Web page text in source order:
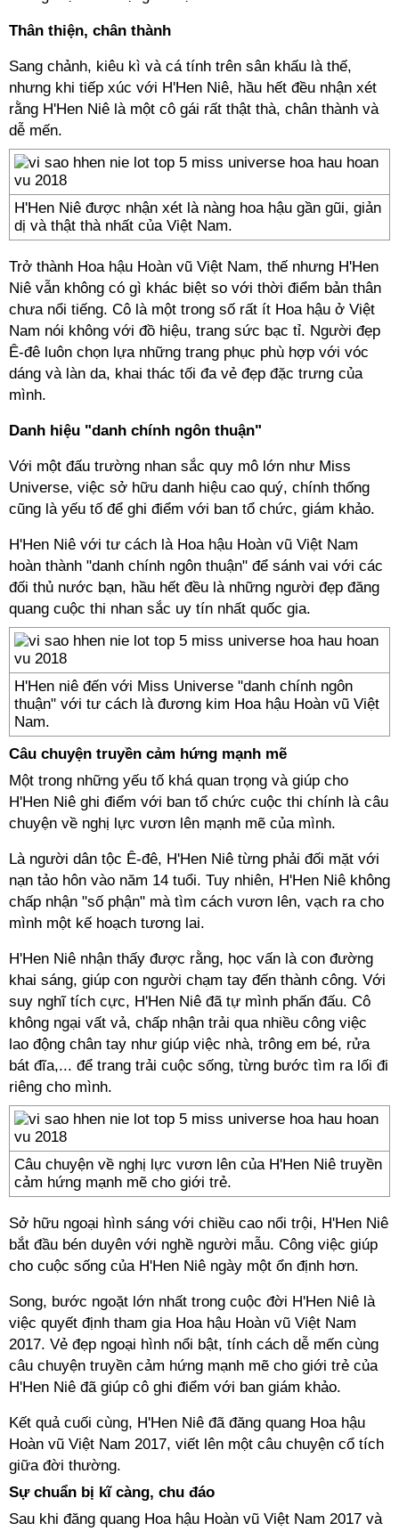
Thân thiện, chân thành
Sang chảnh, kiêu kì và cá tính trên sân khấu là thế,
nhưng khi tiếp xúc với H'Hen Niê, hầu hết đều nhận xét
rằng H'Hen Niê là một cô gái rất thật thà, chân thành và
dễ mến.
H'Hen Niê được nhận xét là nàng hoa hậu gần gũi, giản
dị và thật thà nhất của Việt Nam.
Trở thành Hoa hậu Hoàn vũ Việt Nam, thế nhưng H'Hen
Niê vẫn không có gì khác biệt so với thời điểm bản thân
chưa nổi tiếng. Cô là một trong số rất ít Hoa hậu ở Việt
Nam nói không với đồ hiệu, trang sức bạc tỉ. Người đẹp
Ê-đê luôn chọn lựa những trang phục phù hợp với vóc
dáng và làn da, khai thác tối đa vẻ đẹp đặc trưng của
mình.
Danh hiệu "danh chính ngôn thuận"
Với một đấu trường nhan sắc quy mô lớn như Miss
Universe, việc sở hữu danh hiệu cao quý, chính thống
cũng là yếu tố để ghi điểm với ban tổ chức, giám khảo.
H'Hen Niê với tư cách là Hoa hậu Hoàn vũ Việt Nam
hoàn thành "danh chính ngôn thuận" để sánh vai với các
đối thủ nước bạn, hầu hết đều là những người đẹp đăng
quang cuộc thi nhan sắc uy tín nhất quốc gia.
H'Hen niê đến với Miss Universe "danh chính ngôn
thuận" với tư cách là đương kim Hoa hậu Hoàn vũ Việt
Nam.
Câu chuyện truyền cảm hứng mạnh mẽ
Một trong những yếu tố khá quan trọng và giúp cho
H'Hen Niê ghi điểm với ban tổ chức cuộc thi chính là câu
chuyện về nghị lực vươn lên mạnh mẽ của mình.
Là người dân tộc Ê-đê, H'Hen Niê từng phải đối mặt với
nạn tảo hôn vào năm 14 tuổi. Tuy nhiên, H'Hen Niê không
chấp nhận "số phận" mà tìm cách vươn lên, vạch ra cho
mình một kế hoạch tương lai.
H'Hen Niê nhận thấy được rằng, học vấn là con đường
khai sáng, giúp con người chạm tay đến thành công. Với
suy nghĩ tích cực, H'Hen Niê đã tự mình phấn đấu. Cô
không ngại vất vả, chấp nhận trải qua nhiều công việc
lao động chân tay như giúp việc nhà, trông em bé, rửa
bát đĩa,... để trang trải cuộc sống, từng bước tìm ra lối đi
riêng cho mình.
Câu chuyện về nghị lực vươn lên của H'Hen Niê truyền
cảm hứng mạnh mẽ cho giới trẻ.
Sở hữu ngoại hình sáng với chiều cao nổi trội, H'Hen Niê
bắt đầu bén duyên với nghề người mẫu. Công việc giúp
cho cuộc sống của H'Hen Niê ngày một ổn định hơn.
Song, bước ngoặt lớn nhất trong cuộc đời H'Hen Niê là
việc quyết định tham gia Hoa hậu Hoàn vũ Việt Nam
2017. Vẻ đẹp ngoại hình nổi bật, tính cách dễ mến cùng
câu chuyện truyền cảm hứng mạnh mẽ cho giới trẻ của
H'Hen Niê đã giúp cô ghi điểm với ban giám khảo.
Kết quả cuối cùng, H'Hen Niê đã đăng quang Hoa hậu
Hoàn vũ Việt Nam 2017, viết lên một câu chuyện cổ tích
giữa đời thường.
Sự chuẩn bị kĩ càng, chu đáo
Sau khi đăng quang Hoa hậu Hoàn vũ Việt Nam 2017 và